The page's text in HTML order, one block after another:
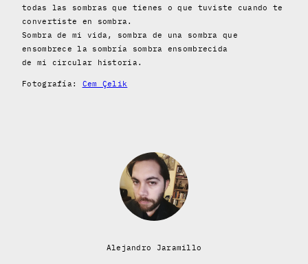
todas las sombras que tienes o que tuviste cuando te
convertiste en sombra.
Sombra de mi vida, sombra de una sombra que
ensombrece la sombría sombra ensombrecida
de mi circular historia.
Fotografía: Cem Çelik
Alejandro Jaramillo